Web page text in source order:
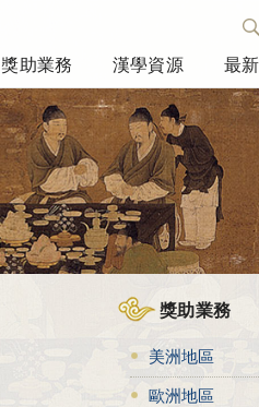
獎助業務 漢學資源 最
獎助業務
美洲地區
歐洲地區